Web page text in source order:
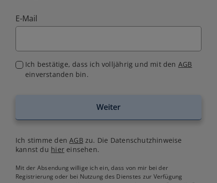
E-Mail
Ich bestätige, dass ich volljährig und mit den AGB
einverstanden bin.
Weiter
Ich stimme denAGB zu. Die Datenschutzhinweise
kannst du hiereinsehen.
Mit der Absendung willige ich ein, dass von mir bei der
Registrierung oder bei Nutzung des Dienstes zur Verfügung